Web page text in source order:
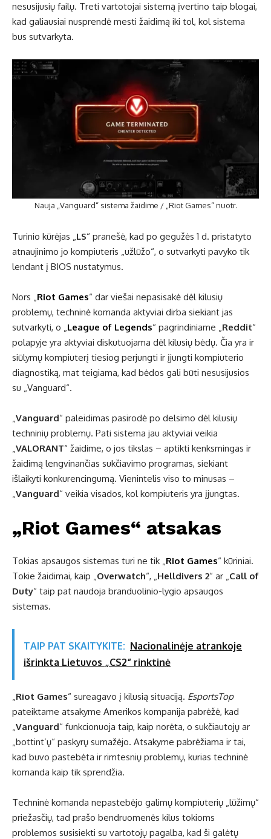
nesusijusių failų. Treti vartotojai sistemą įvertino taip blogai,
kad galiausiai nusprendė mesti žaidimą iki tol, kol sistema
bus sutvarkyta.
Nauja „Vanguard“ sistema žaidime / „Riot Games“ nuotr.
Turinio kūrėjas „ LS“ pranešė, kad po gegužės 1 d. pristatyto
atnaujinimo jo kompiuteris „užlūžo“, o sutvarkyti pavyko tik
lendant į BIOS nustatymus.
Nors „ Riot Games“ dar viešai nepasisakė dėl kilusių
problemų, techninė komanda aktyviai dirba siekiant jas
sutvarkyti, o „ League of Legends“ pagrindiniame „ Reddit“
polapyje yra aktyviai diskutuojama dėl kilusių bėdų. Čia yra ir
siūlymų kompiuterį tiesiog perjungti ir įjungti kompiuterio
diagnostiką, mat teigiama, kad bėdos gali būti nesusijusios
su „Vanguard“.
Vanguard“ paleidimas pasirodė po delsimo dėl kilusių
techninių problemų. Pati sistema jau aktyviai veikia
VALORANT“ žaidime, o jos tikslas – aptikti kenksmingas ir
žaidimą lengvinančias sukčiavimo programas, siekiant
išlaikyti konkurencingumą. Vienintelis viso to minusas –
Vanguard“ veikia visados, kol kompiuteris yra įjungtas.
„Riot Games“ atsakas
Tokias apsaugos sistemas turi ne tik „ Riot Games“ kūriniai.
Tokie žaidimai, kaip „ Overwatch“, „ Helldivers 2“ ar „ Call of
Duty“ taip pat naudoja branduolinio-lygio apsaugos
sistemas.
TAIP PAT SKAITYKITE: Nacionalinėje atrankoje
išrinkta Lietuvos „CS2“ rinktinė
Riot Games“ sureagavo į kilusią situaciją. EsportsTop
pateiktame atsakyme Amerikos kompanija pabrėžė, kad
Vanguard“ funkcionuoja taip, kaip norėta, o sukčiautojų ar
„bottint’ų“ paskyrų sumažėjo. Atsakyme pabrėžiama ir tai,
kad buvo pastebėta ir rimtesnių problemų, kurias techninė
komanda kaip tik sprendžia.
Techninė komanda nepastebėjo galimų kompiuterių „lūžimų“
priežasčių, tad prašo bendruomenės kilus tokioms
problemos susisiekti su vartotojų pagalba, kad ši galėtų